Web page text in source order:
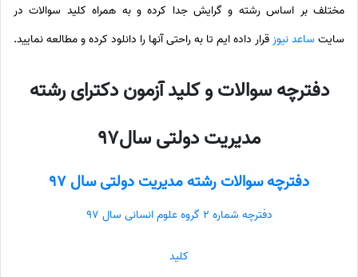
مختلف بر اساس رشته و گرایش جدا کرده و به همراه کلید سوالات در
سایت ساعد نیوزقرار داده ایم تا به راحتی آنها را دانلود کرده و مطالعه نمایید.
دفترچه سوالات و کلید آزمون دکترای رشته
مدیریت دولتیسال97
دفترچه سوالات رشته مدیریت دولتی سال 97
دفترچه شماره 2 گروه علوم انسانی سال 97
کلید